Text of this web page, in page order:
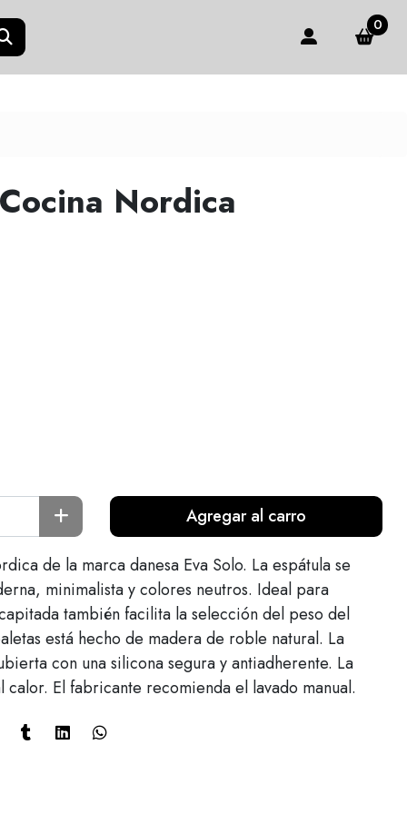
0
Nordica
Agregar al carro
de la marca danesa Eva Solo. La espátula se
minimalista y colores neutros. Ideal para
también facilita la selección del peso del
está hecho de madera de roble natural. La
con una silicona segura y antiadherente. La
calor. El fabricante recomienda el lavado manual.